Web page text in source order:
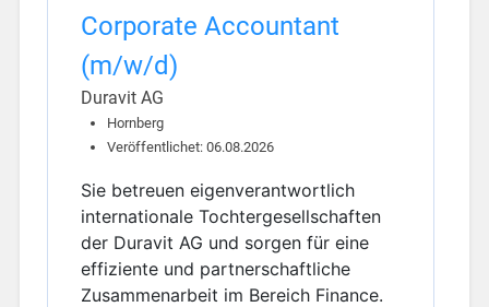
Corporate Accountant
(m/w/d)
Duravit AG
Hornberg
Veröffentlichet: 06.08.2026
Sie betreuen eigenverantwortlich
internationale Tochtergesellschaften
der Duravit AG und sorgen für eine
effiziente und partnerschaftliche
Zusammenarbeit im Bereich Finance.